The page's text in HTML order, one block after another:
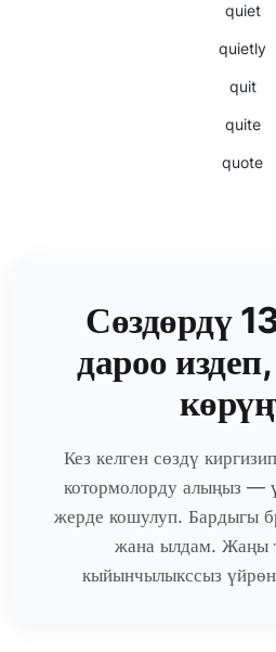
quiet
quietly
quit
quite
quote
Сөздөрдү
дароо
Кез келген сөздү
котормолорду алыңыз —
жерде кошулуп. Бардыгы
жана ылдам. Жаңы
кыйынчылыкссыз